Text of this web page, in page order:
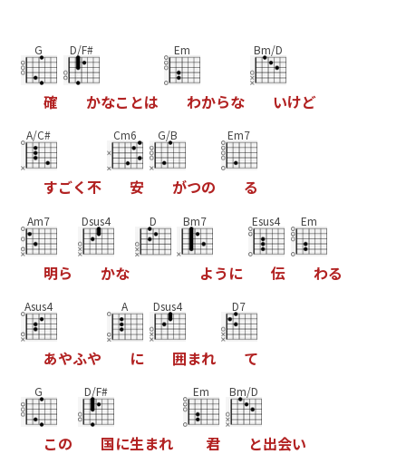
G
確
D/F#
かなこ とは
Em
わからな
Bm/D
いけど
A/C#
すごく不
Cm6
安
G/B
がつの
Em7
る
Am7
明ら
Dsus4
かな
D Bm7
よう に
Esus4
伝
Em
わる
Asus4
あやふや
A
に
Dsus4
囲まれ
D7
て
G
この
D/F#
国に生まれ
Em
君
Bm/D
と出会い